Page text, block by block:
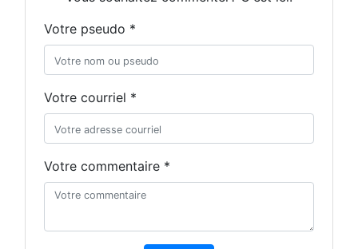
Votre pseudo *
Votre courriel *
Votre commentaire *